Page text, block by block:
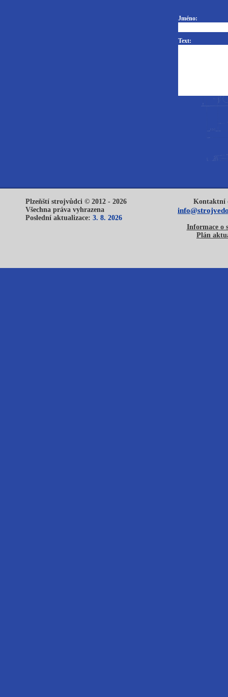
Jméno:
Text:
Plzeňští strojvůdci © 2012 - 2026
Všechna práva vyhrazena
Poslední aktualizace: 3. 8. 2026
Kontaktní
Informace o
Plán